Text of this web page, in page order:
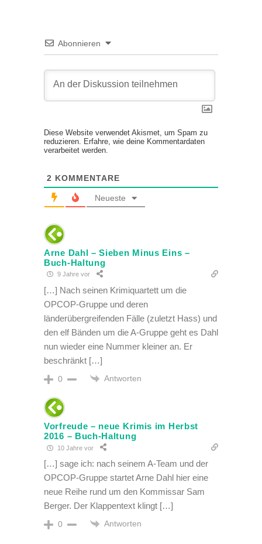
Abonnieren
Diese Website verwendet Akismet, um Spam zu
reduzieren. Erfahre, wie deine Kommentardaten
verarbeitet werden.
2 KOMMENTARE
Neueste
Arne Dahl – Sieben Minus Eins –
Buch-Haltung
9 Jahre vor
[…] Nach seinen Krimiquartett um die
OPCOP-Gruppe und deren
länderübergreifenden Fälle (zuletzt Hass) und
den elf Bänden um die A-Gruppe geht es Dahl
nun wieder eine Nummer kleiner an. Er
beschränkt […]
0 Antworten
Vorfreude – neue Krimis im Herbst
2016 – Buch-Haltung
10 Jahre vor
[…] sage ich: nach seinem A-Team und der
OPCOP-Gruppe startet Arne Dahl hier eine
neue Reihe rund um den Kommissar Sam
Berger. Der Klappentext klingt […]
0 Antworten